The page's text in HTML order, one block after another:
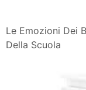
Le Emozioni Dei
Della Scuola